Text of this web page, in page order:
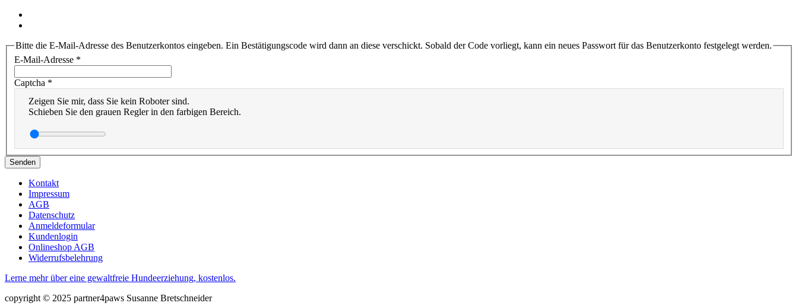
Bitte die E-Mail-Adresse des Benutzerkontos eingeben. Ein Bestätigungscode wird dann an diese verschickt. Sobald der Code vorliegt, kann ein neues Passwort für das Benutzerkonto festgelegt werden.
E-Mail-Adresse *
Captcha *
Zeigen Sie mir, dass Sie kein Roboter sind.
Schieben Sie den grauen Regler in den farbigen Bereich.
Senden
Kontakt
Impressum
AGB
Datenschutz
Anmeldeformular
Kundenlogin
Onlineshop AGB
Widerrufsbelehrung
Lerne mehr über eine gewaltfreie Hundeerziehung, kostenlos.
copyright © 2025 partner4paws Susanne Bretschneider